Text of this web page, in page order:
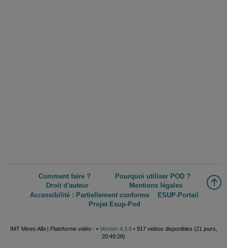
Comment faire ?
Pourquoi utiliser POD ?
Droit d'auteur
Mentions légales
Accessibilité : Partiellement conforme
ESUP-Portail
Projet Esup-Pod
IMT Mines Albi | Plateforme vidéo - • Version 4.3.0• 917 vidéos disponibles (21 jours,
20:49:28)